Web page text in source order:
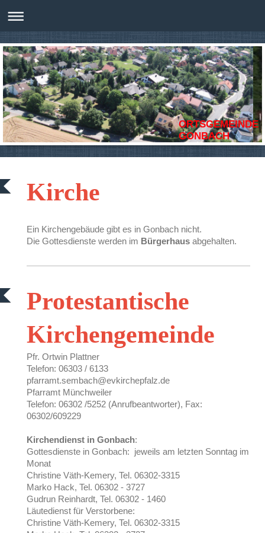
ORTSGEMEINDE
GONBACH
Kirche
Ein Kirchengebäude gibt es in Gonbach nicht.
Die Gottesdienste werden im Bürgerhaus abgehalten.
Protestantische
Kirchengemeinde
Pfr. Ortwin Plattner
Telefon: 06303 / 6133
pfarramt.sembach@evkirchepfalz.de
Pfarramt Münchweiler
Telefon: 06302 /5252 (Anrufbeantworter), Fax:
06302/609229
Kirchendienst in Gonbach:
Gottesdienste in Gonbach: jeweils am letzten Sonntag im
Monat
Christine Väth-Kemery, Tel. 06302-3315
Marko Hack, Tel. 06302 - 3727
Gudrun Reinhardt, Tel. 06302 - 1460
Läutedienst für Verstorbene:
Christine Väth-Kemery, Tel. 06302-3315